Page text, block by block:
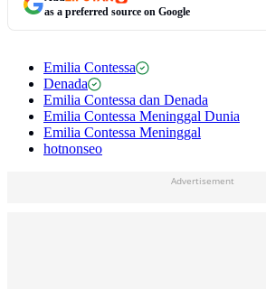
as a preferred source on Google
Emilia Contessa
Denada
Emilia Contessa dan Denada
Emilia Contessa Meninggal Dunia
Emilia Contessa Meninggal
hotnonseo
Advertisement